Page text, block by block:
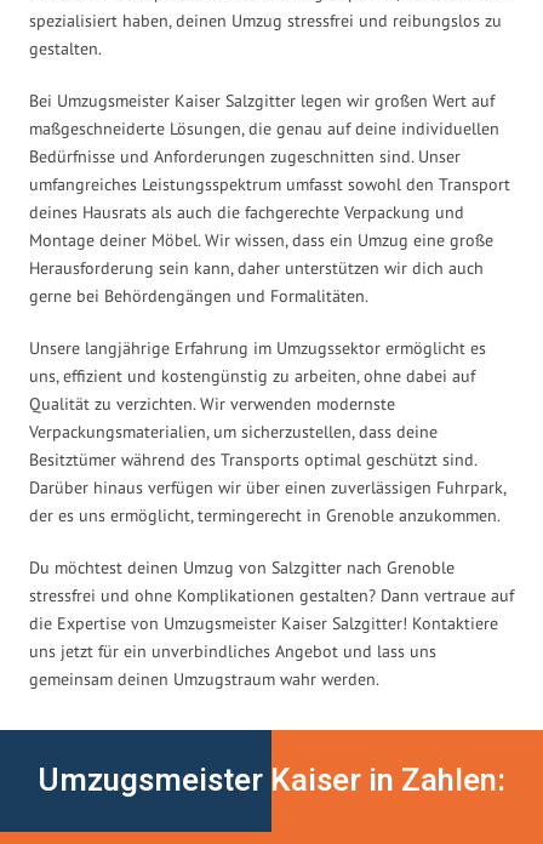
spezialisiert haben, deinen Umzug stressfrei und reibungslos zu
gestalten.
Bei Umzugsmeister Kaiser Salzgitter legen wir großen Wert auf
maßgeschneiderte Lösungen, die genau auf deine individuellen
Bedürfnisse und Anforderungen zugeschnitten sind. Unser
umfangreiches Leistungsspektrum umfasst sowohl den Transport
deines Hausrats als auch die fachgerechte Verpackung und
Montage deiner Möbel. Wir wissen, dass ein Umzug eine große
Herausforderung sein kann, daher unterstützen wir dich auch
gerne bei Behördengängen und Formalitäten.
Unsere langjährige Erfahrung im Umzugssektor ermöglicht es
uns, effizient und kostengünstig zu arbeiten, ohne dabei auf
Qualität zu verzichten. Wir verwenden modernste
Verpackungsmaterialien, um sicherzustellen, dass deine
Besitztümer während des Transports optimal geschützt sind.
Darüber hinaus verfügen wir über einen zuverlässigen Fuhrpark,
der es uns ermöglicht, termingerecht in Grenoble anzukommen.
Du möchtest deinen Umzug von Salzgitter nach Grenoble
stressfrei und ohne Komplikationen gestalten? Dann vertraue auf
die Expertise von Umzugsmeister Kaiser Salzgitter! Kontaktiere
uns jetzt für ein unverbindliches Angebot und lass uns
gemeinsam deinen Umzugstraum wahr werden.
Umzugsmeister Kaiser in Zahlen: